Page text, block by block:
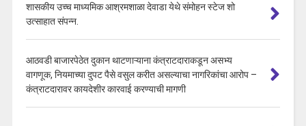
शासकीय उच्च माध्यमिक आश्रमशाळा देवाडा येथे संमोहन स्टेज शो
उत्साहात संपन्न.
आठवडी बाजारपेठेत दुकान थाटणाऱ्याना कंत्राटदाराकडून असभ्य
वागणूक, नियमाच्या दुपट पैसे वसुल करीत असल्याचा नागरिकांचा आरोप –
कंत्राटदारावर कायदेशीर कारवाई करण्याची मागणी